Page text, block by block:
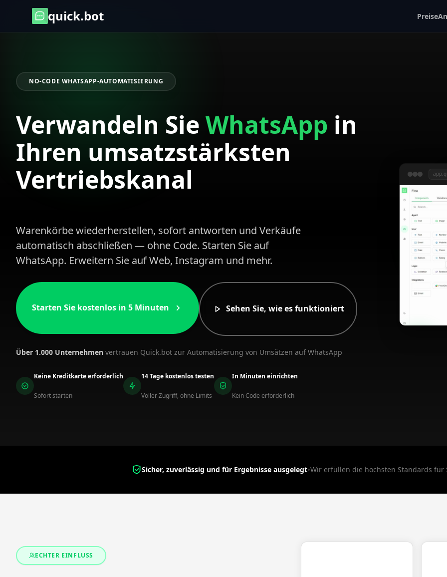
quick.bot Preise
NO-CODE WHATSAPP-AUTOMATISIERUNG
Verwandeln Sie WhatsApp in
Ihren umsatzstärksten
Vertriebskanal
Warenkörbe wiederherstellen, sofort antworten und Verkäufe
automatisch abschließen — ohne Code. Starten Sie auf
WhatsApp. Erweitern Sie auf Web, Instagram und mehr.
Starten Sie kostenlos in 5 Minuten Sehen Sie, wie es funktioniert
Über 1.000 Unternehmen vertrauen Quick.bot zur Automatisierung von Umsätzen auf WhatsApp
Keine Kreditkarte erforderlich
Sofort starten
14 Tage kostenlos testen
Voller Zugriff, ohne Limits
In Minuten einrichten
Kein Code erforderlich
Sicher, zuverlässig und für Ergebnisse ausgelegt•Wir erfüllen die höchsten Standards für
ECHTER EINFLUSS